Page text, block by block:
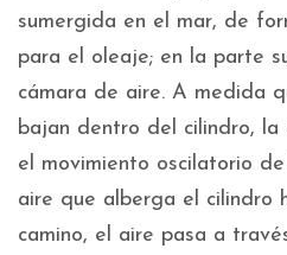
sumergida en el mar, de
para el oleaje; en la parte
cámara de aire. A medida
bajan dentro del cilindro, la
el movimiento oscilatorio
aire que alberga el cilindro
camino, el aire pasa a